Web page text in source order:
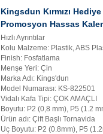
Kingsdun Kırmızı
Promosyon Hassas
Hızlı Ayrıntılar
Kolu Malzeme: Plastik, ABS
Finish: Fosfatlama
Menşe Yeri: Çin
Marka Adı: Kings'dun
Model Numarası: KS-822501
Vidalı Kafa Tipi: ÇOK AMAÇLI
Boyutu: P2 (0,8 mm), P5 (1.2
Ürün adı: Çift Başlı Tornavida
Uç Boyutu: P2 (0.8mm), P5